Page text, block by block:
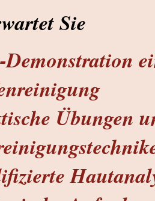
Sie
Übungen